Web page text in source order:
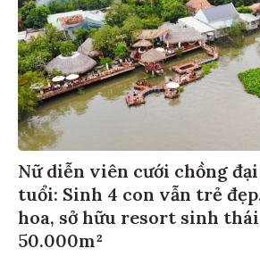
Nữ diễn viên cưới chồng
tuổi: Sinh 4 con vẫn trẻ
hoa, sở hữu resort sinh
50.000m²